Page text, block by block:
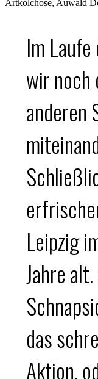
Im Laufe
wir noch
anderen
Leipzig
Jahre
das
Aktion,